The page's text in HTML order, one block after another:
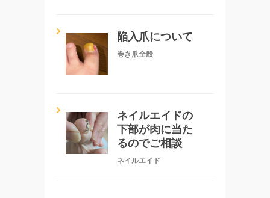
陥入爪について
巻き爪全般
ネイルエイドの
下部が肉に当た
るのでご相談
ネイルエイド